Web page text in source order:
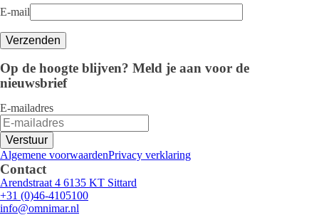
E-mail
Op de hoogte blijven? Meld je aan voor de
nieuwsbrief
E-mailadres
Verstuur
Algemene voorwaardenPrivacy verklaring
Contact
Arendstraat 4 6135 KT Sittard
+31 (0)46-4105100
info@omnimar.nl